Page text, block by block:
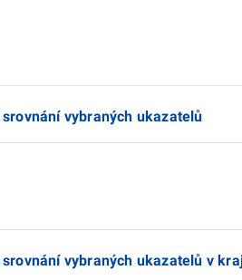
vybraných ukazatelů
vybraných ukazatelů v